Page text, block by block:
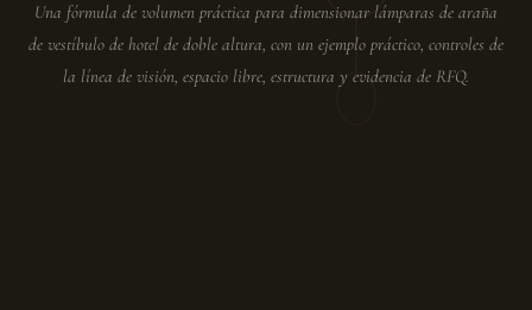
Una fórmula de volumen práctica para dimensionar lámparas de araña
de vestíbulo de hotel de doble altura, con un ejemplo práctico, controles de
la línea de visión, espacio libre, estructura y evidencia de RFQ.